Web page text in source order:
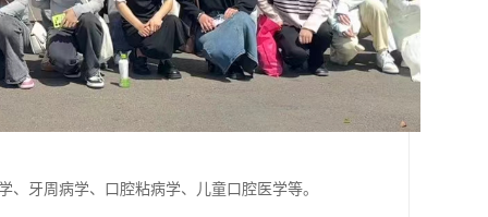
牙周病学、口腔粘病学、儿童口腔医学等。